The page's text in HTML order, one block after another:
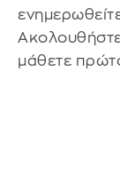
μάθετε